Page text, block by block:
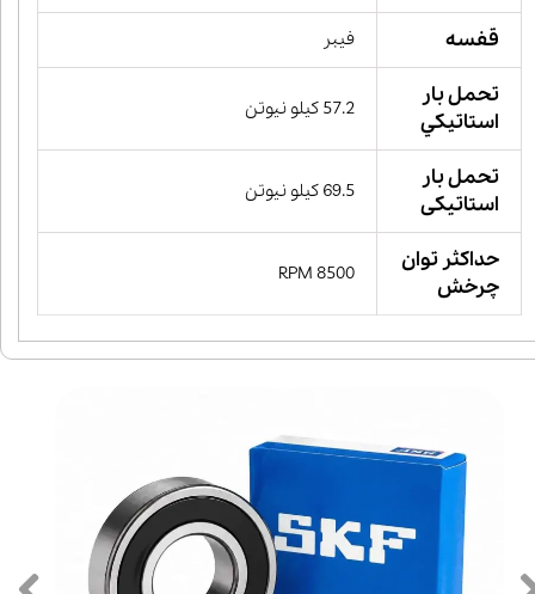
قفسه فیبر
تحمل بار
استاتيكي
57.2 کیلو نیوتن
تحمل بار
استاتیکی
69.5 کیلو نیوتن
حداکثر توان
چرخش
8500 RPM